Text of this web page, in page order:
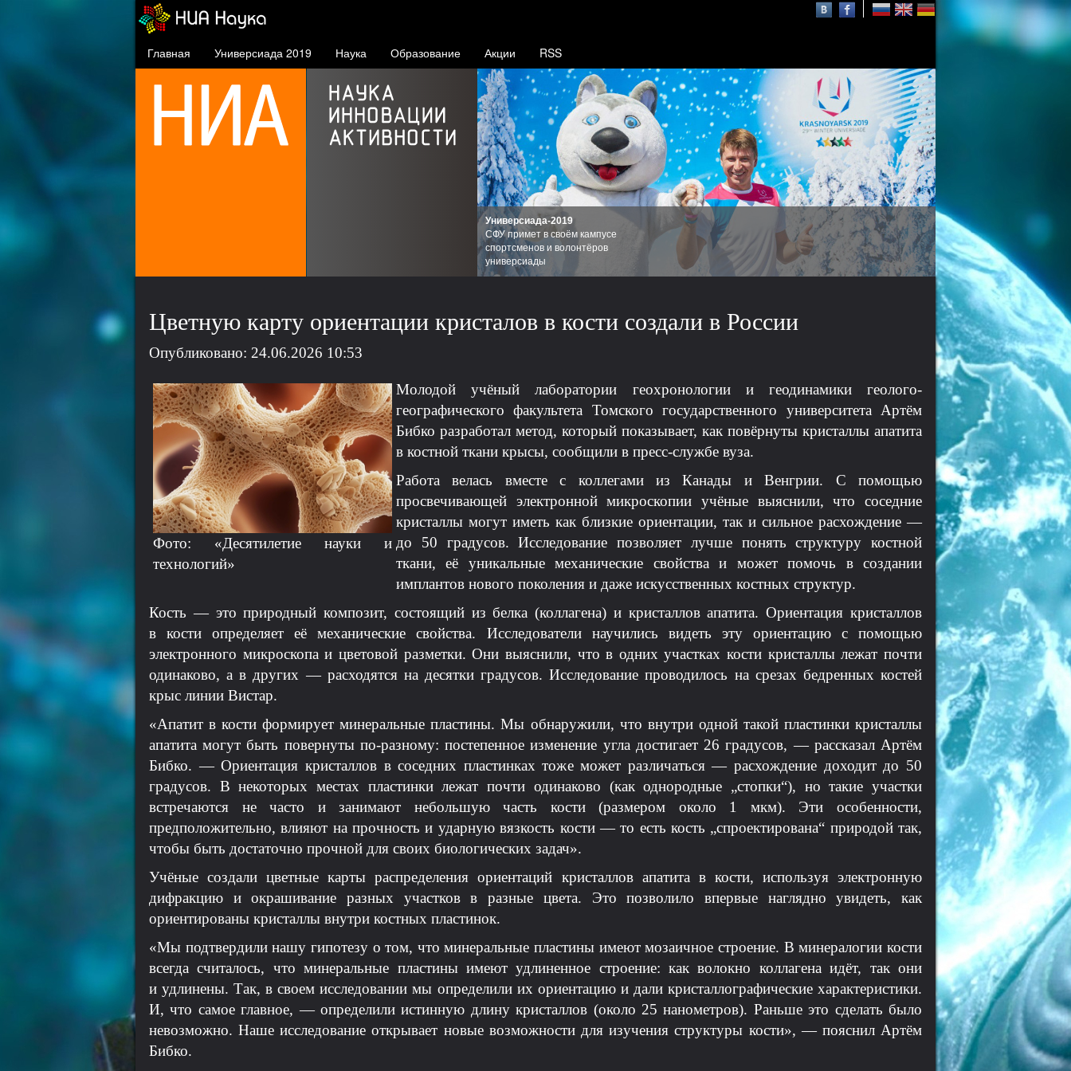
Главная Универсиада 2019 Наука Образование Акции RSS
Универсиада-2019
СФУ примет в своём кампусе
спортсменов и волонтёров
универсиады
СФУ в проекте 5-100
проект повышения
конкурентоспособности
ведущих российских вузов
Цветную карту ориентации кристалов в кости создали в России
Опубликовано: 24.06.2026 10:53
Фото: «Десятилетие науки и
технологий»
Молодой учёный лаборатории геохронологии и геодинамики геолого-
географического факультета Томского государственного университета Артём
Бибко разработал метод, который показывает, как повёрнуты кристаллы апатита
в костной ткани крысы, сообщили в пресс-службе вуза.
Работа велась вместе с коллегами из Канады и Венгрии. С помощью
просвечивающей электронной микроскопии учёные выяснили, что соседние
кристаллы могут иметь как близкие ориентации, так и сильное расхождение —
до 50 градусов. Исследование позволяет лучше понять структуру костной
ткани, её уникальные механические свойства и может помочь в создании
имплантов нового поколения и даже искусственных костных структур.
Кость — это природный композит, состоящий из белка (коллагена) и кристаллов апатита. Ориентация кристаллов
в кости определяет её механические свойства. Исследователи научились видеть эту ориентацию с помощью
электронного микроскопа и цветовой разметки. Они выяснили, что в одних участках кости кристаллы лежат почти
одинаково, а в других — расходятся на десятки градусов. Исследование проводилось на срезах бедренных костей
крыс линии Вистар.
«Апатит в кости формирует минеральные пластины. Мы обнаружили, что внутри одной такой пластинки кристаллы
апатита могут быть повернуты по-разному: постепенное изменение угла достигает 26 градусов, — рассказал Артём
Бибко. — Ориентация кристаллов в соседних пластинках тоже может различаться — расхождение доходит до 50
градусов. В некоторых местах пластинки лежат почти одинаково (как однородные „стопки“), но такие участки
встречаются не часто и занимают небольшую часть кости (размером около 1 мкм). Эти особенности,
предположительно, влияют на прочность и ударную вязкость кости — то есть кость „спроектирована“ природой так,
чтобы быть достаточно прочной для своих биологических задач».
Учёные создали цветные карты распределения ориентаций кристаллов апатита в кости, используя электронную
дифракцию и окрашивание разных участков в разные цвета. Это позволило впервые наглядно увидеть, как
ориентированы кристаллы внутри костных пластинок.
«Мы подтвердили нашу гипотезу о том, что минеральные пластины имеют мозаичное строение. В минералогии кости
всегда считалось, что минеральные пластины имеют удлиненное строение: как волокно коллагена идёт, так они
и удлинены. Так, в своем исследовании мы определили их ориентацию и дали кристаллографические характеристики.
И, что самое главное, — определили истинную длину кристаллов (около 25 нанометров). Раньше это сделать было
невозможно. Наше исследование открывает новые возможности для изучения структуры кости», — пояснил Артём
Бибко.